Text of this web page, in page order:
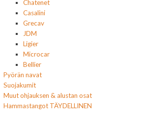
Chatenet
Casalini
Grecav
JDM
Ligier
Microcar
Bellier
Pyörän navat
Suojakumit
Muut ohjauksen & alustan osat
Hammastangot TÄYDELLINEN